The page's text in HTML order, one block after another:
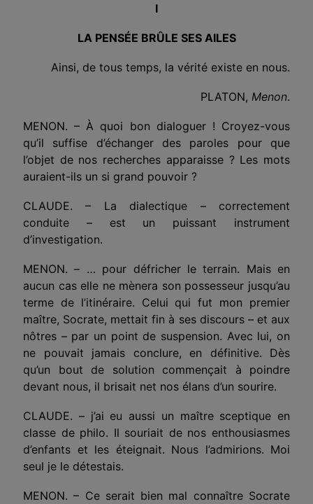
I
LA PENSÉE BRÛLE SES AILES
Ainsi, de tous temps, la vérité existe en nous.
PLATON, Menon.
MENON. – À quoi bon dialoguer ! Croyez-vous
qu’il suffise d’échanger des paroles pour que
l’objet de nos recherches apparaisse ? Les mots
auraient-ils un si grand pouvoir ?
CLAUDE. – La dialectique – correctement
conduite – est un puissant instrument
d’investigation.
MENON. – … pour défricher le terrain. Mais en
aucun cas elle ne mènera son possesseur jusqu’au
terme de l’itiné­raire. Celui qui fut mon premier
maître, Socrate, mettait fin à ses discours – et aux
nôtres – par un point de suspension. Avec lui, on
ne pouvait jamais conclure, en définitive. Dès
qu’un bout de solution commençait à poindre
devant nous, il brisait net nos élans d’un sourire.
CLAUDE. – j’ai eu aussi un maître sceptique en
classe de philo. Il souriait de nos enthousiasmes
d’enfants et les étei­gnait. Nous l’admirions. Moi
seul je le détestais.
MENON. – Ce serait bien mal connaître Socrate